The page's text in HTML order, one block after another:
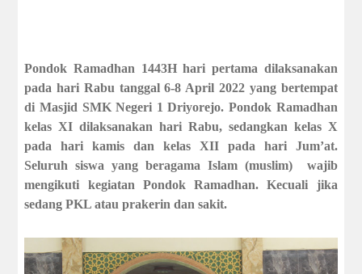
Pondok Ramadhan 1443H hari pertama dilaksanakan
pada hari Rabu tanggal 6-8 April 2022 yang bertempat
di Masjid SMK Negeri 1 Driyorejo. Pondok Ramadhan
kelas XI dilaksanakan hari Rabu, sedangkan kelas X
pada hari kamis dan kelas XII pada hari Jum’at.
Seluruh siswa yang beragama Islam (muslim)
wajib
mengikuti kegiatan Pondok Ramadhan. Kecuali jika
sedang PKL atau prakerin dan sakit.